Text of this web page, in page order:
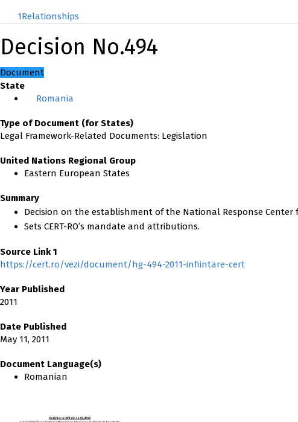
1Relationships
Decision No.494
Document
State
Romania
Type of Document (for States)
Legal Framework-Related Documents: Legislation
United Nations Regional Group
Eastern European States
Summary
Decision on the establishment of the National Response Center
Sets CERT-RO’s mandate and attributions.
Source Link 1
https://cert.ro/vezi/document/hg-494-2011-infiintare-cert
Year Published
2011
Date Published
May 11, 2011
Document Language(s)
Romanian